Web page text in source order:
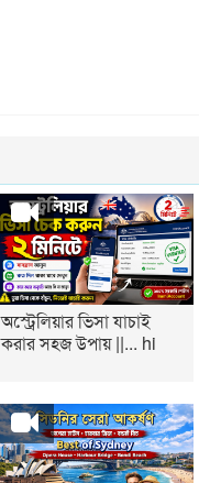
অস্ট্রেলিয়ার ভিসা যাচাই
করার সহজ উপায় ||... hi